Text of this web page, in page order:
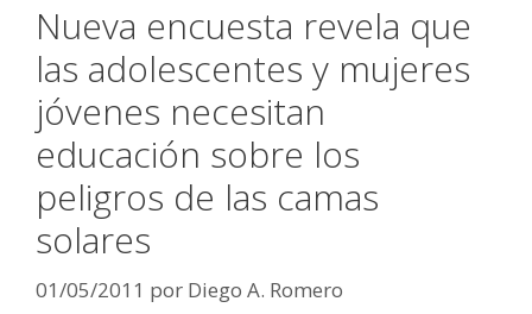
Nueva encuesta revela que
las adolescentes y mujeres
jóvenes necesitan
educación sobre los
peligros de las camas
solares
01/05/2011 por Diego A. Romero